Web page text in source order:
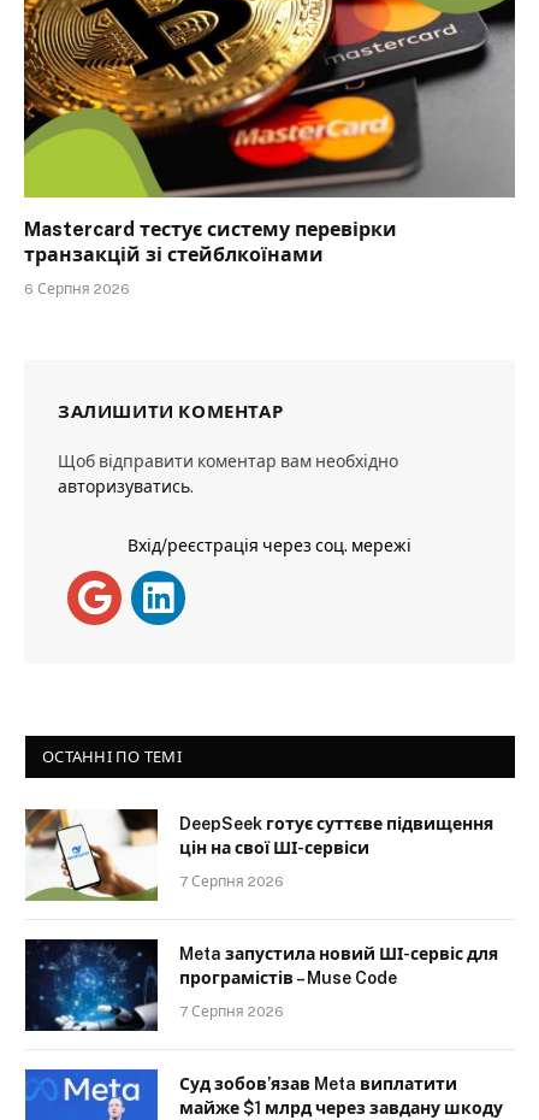
Mastercard тестує систему перевірки
транзакцій зі стейблкоїнами
6 Серпня 2026
ЗАЛИШИТИ КОМЕНТАР
Щоб відправити коментар вам необхідно
авторизуватись.
Вхід/реєстрація через соц. мережі
ОСТАННІ ПО ТЕМІ
DeepSeek готує суттєве підвищення
цін на свої ШІ-сервіси
7 Серпня 2026
Meta запустила новий ШІ-сервіс для
програмістів – Muse Code
7 Серпня 2026
Суд зобов’язав Meta виплатити
майже $1 млрд через завдану шкоду